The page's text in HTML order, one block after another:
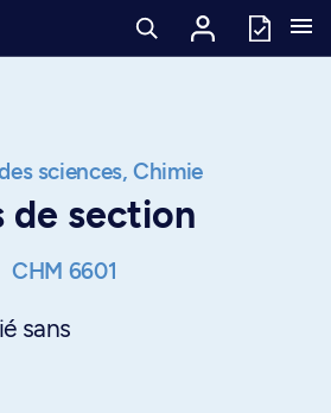
sciences, Chimie
de section
CHM 6601
sans